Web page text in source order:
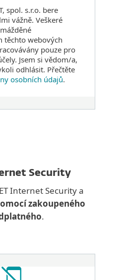
spol. s.r.o. bere
vážně. Veškeré
těchto webových
pouze pro
Jsem si vědom/a,
odhlásit. Přečtěte
osobních údajů.
Security
Internet Security a
zakoupeného
.